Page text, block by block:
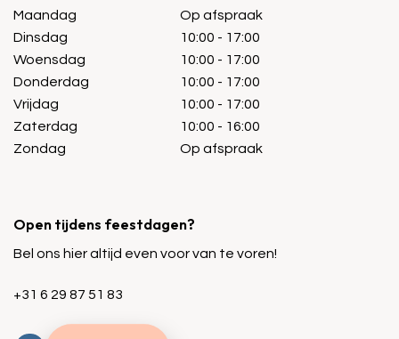
Maandag
Dinsdag
Woensdag
Donderdag
Vrijdag
Zaterdag
Zondag
Op afspraak
10:00 - 17:00
10:00 - 17:00
10:00 - 17:00
10:00 - 17:00
10:00 - 16:00
Op afspraak
Open tijdens feestdagen?
Bel ons hier altijd even voor van te voren!
+31 6 29 87 51 83